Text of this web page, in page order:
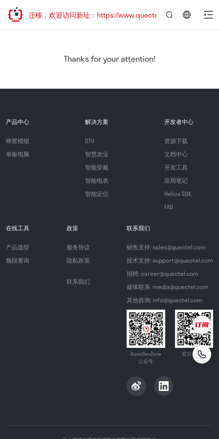
地址已迁移，欢迎访问新址：https://www.quectel.com.cn
Thanks for your attention!
产品中心
蜂窝模组
单板电脑
解决方案
DTU
智慧农业
智能穿戴
智能电表
智能定位
开发者中心
资源下载
文档中心
开发工具
应用笔记
Helios SDK
FAQ
在线工具
产品选型
频段查询
政策
服务协议
隐私政策
联系我们
联系我们
销售支持: sales@quectel.com
技术支持: support@quectel.com
招聘: career@quectel.com
媒体联系: media@quectel.com
其他咨询: info@quectel.com
QuecDevZone
公众号
官方公众号